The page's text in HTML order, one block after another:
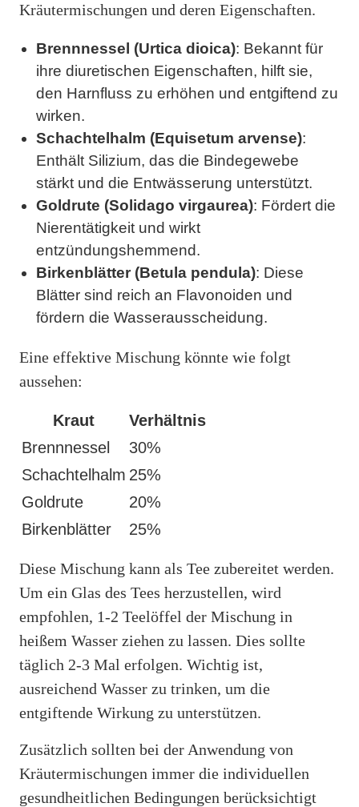
Kräutermischungen und deren Eigenschaften.
Brennnessel (Urtica dioica): Bekannt für
ihre diuretischen Eigenschaften, hilft sie,
den Harnfluss zu erhöhen und entgiftend zu
wirken.
Schachtelhalm (Equisetum arvense):
Enthält Silizium, das die Bindegewebe
stärkt und die Entwässerung unterstützt.
Goldrute (Solidago virgaurea): Fördert die
Nierentätigkeit und wirkt
entzündungshemmend.
Birkenblätter (Betula pendula): Diese
Blätter sind reich an Flavonoiden und
fördern die Wasserausscheidung.
Eine effektive Mischung könnte wie folgt
aussehen:
Kraut
Verhältnis
Brennnessel
30%
Schachtelhalm 25%
Goldrute
20%
Birkenblätter
25%
Diese Mischung kann als Tee zubereitet werden.
Um ein Glas des Tees herzustellen, wird
empfohlen, 1-2 Teelöffel der Mischung in
heißem Wasser ziehen zu lassen. Dies sollte
täglich 2-3 Mal erfolgen. Wichtig ist,
ausreichend Wasser zu trinken, um die
entgiftende Wirkung zu unterstützen.
Zusätzlich sollten bei der Anwendung von
Kräutermischungen immer die individuellen
gesundheitlichen Bedingungen berücksichtigt